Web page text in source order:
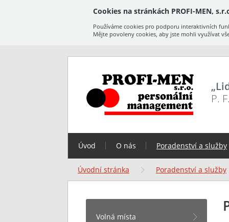
Cookies na stránkách PROFI-MEN,
Používáme cookies pro podporu interaktivních
Mějte povoleny cookies, aby jste mohli využívat
P.
Úvod O nás Poradenství a služby
Úvodní stránka Poradenství a služby
Volná místa